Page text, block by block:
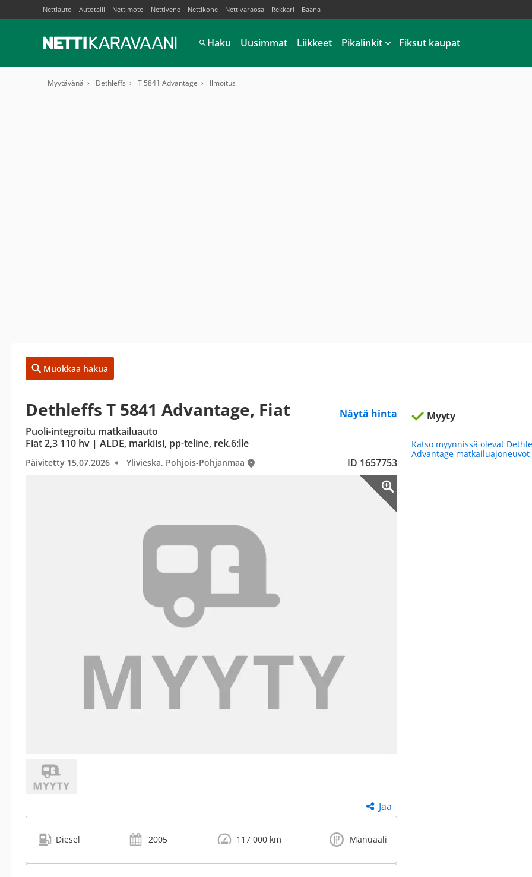
Nettiauto Autotalli Nettimoto Nettivene Nettikone Nettivaraosa Rekkari Baana
Haku Uusimmat Liikkeet Pikalinkit Fiksut kaupat
Myytävänä Dethleffs T 5841 Advantage Ilmoitus
Muokkaa hakua
Dethleffs T 5841 Advantage, Fiat
Näytä hinta
Puoli-integroitu matkailuauto
Fiat 2,3 110 hv | ALDE, markiisi, pp-teline, rek.6:lle
Päivitetty 15.07.2026 Ylivieska, Pohjois-Pohjanmaa ID 1657753
Jaa
Diesel 2005 117 000 km Manuaali
Myyty
Katso myynnissä olevat
Advantage matkailuajoneuvot